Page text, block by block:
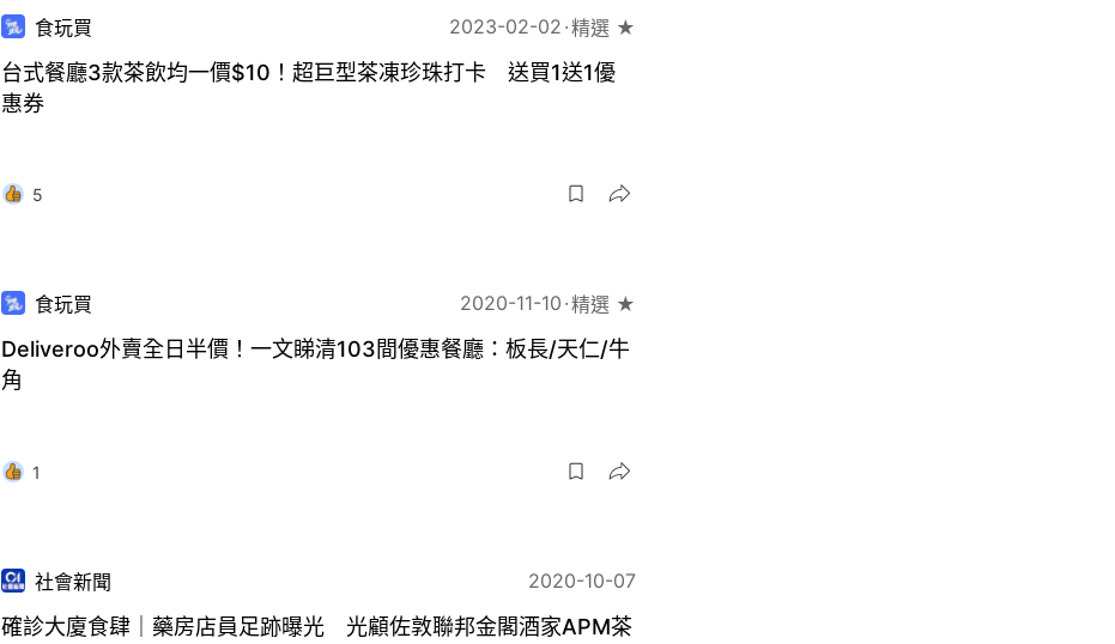
食玩買 2023-02-02 精選 ★
台式餐廳3款茶飲均一價$10！超巨型茶凍珍珠打卡 送買1送1優
惠券
5
食玩買 2020-11-10 精選 ★
Deliveroo外賣全日半價！一文睇清103間優惠餐廳：板長/天仁/牛
角
1
社會新聞 2020-10-07
確診大廈食肆｜藥房店員足跡曝光 光顧佐敦聯邦金閣酒家APM茶